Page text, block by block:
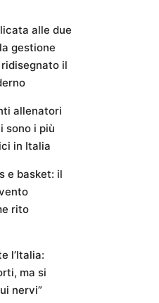
alle due
gestione
il
allenatori
sono i più
in Italia
e basket: il
rito
l’Italia:
ma si
nervi”